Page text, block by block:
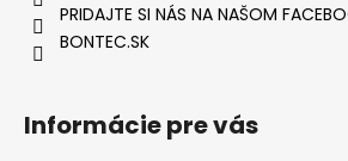
PRIDAJTE SI NÁS NA NAŠOM
BONTEC.SK
Informácie pre vás